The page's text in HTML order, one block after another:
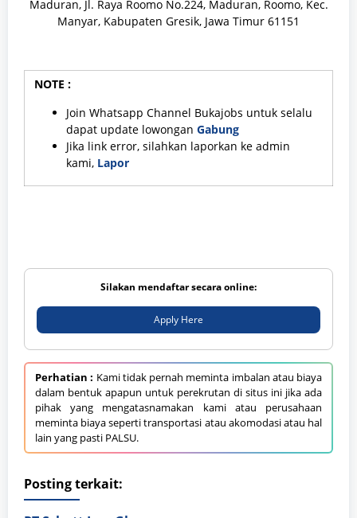
Maduran, Jl. Raya Roomo No.224, Maduran, Roomo, Kec.
Manyar, Kabupaten Gresik, Jawa Timur 61151
NOTE :
Join Whatsapp Channel Bukajobs untuk selalu
dapat update lowongan Gabung
Jika link error, silahkan laporkan ke admin
kami, Lapor
Silakan mendaftar secara online:
Apply Here
Perhatian : Kami tidak pernah meminta imbalan atau biaya
dalam bentuk apapun untuk perekrutan di situs ini jika ada
pihak yang mengatasnamakan kami atau perusahaan
meminta biaya seperti transportasi atau akomodasi atau hal
lain yang pasti PALSU.
Posting terkait: